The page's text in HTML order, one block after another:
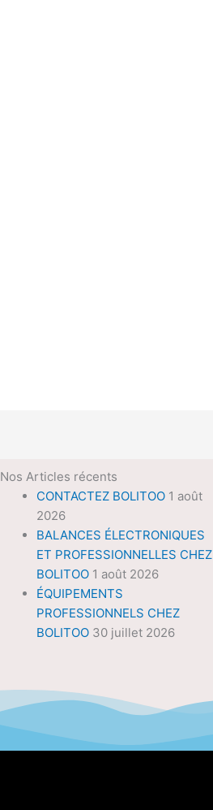
Nos Articles récents
CONTACTEZ BOLITOO 1 août
2026
BALANCES ÉLECTRONIQUES
ET PROFESSIONNELLES CHEZ
BOLITOO 1 août 2026
ÉQUIPEMENTS
PROFESSIONNELS CHEZ
BOLITOO 30 juillet 2026